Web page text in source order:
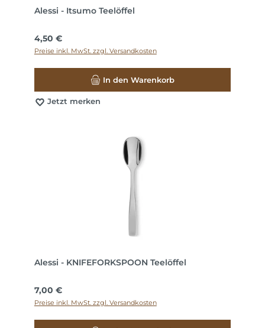
Alessi - Itsumo Teelöffel
Regulärer Preis:
4,50 €
Preise inkl. MwSt. zzgl. Versandkosten
In den Warenkorb
Jetzt merken
Alessi - KNIFEFORKSPOON Teelöffel
Regulärer Preis:
7,00 €
Preise inkl. MwSt. zzgl. Versandkosten